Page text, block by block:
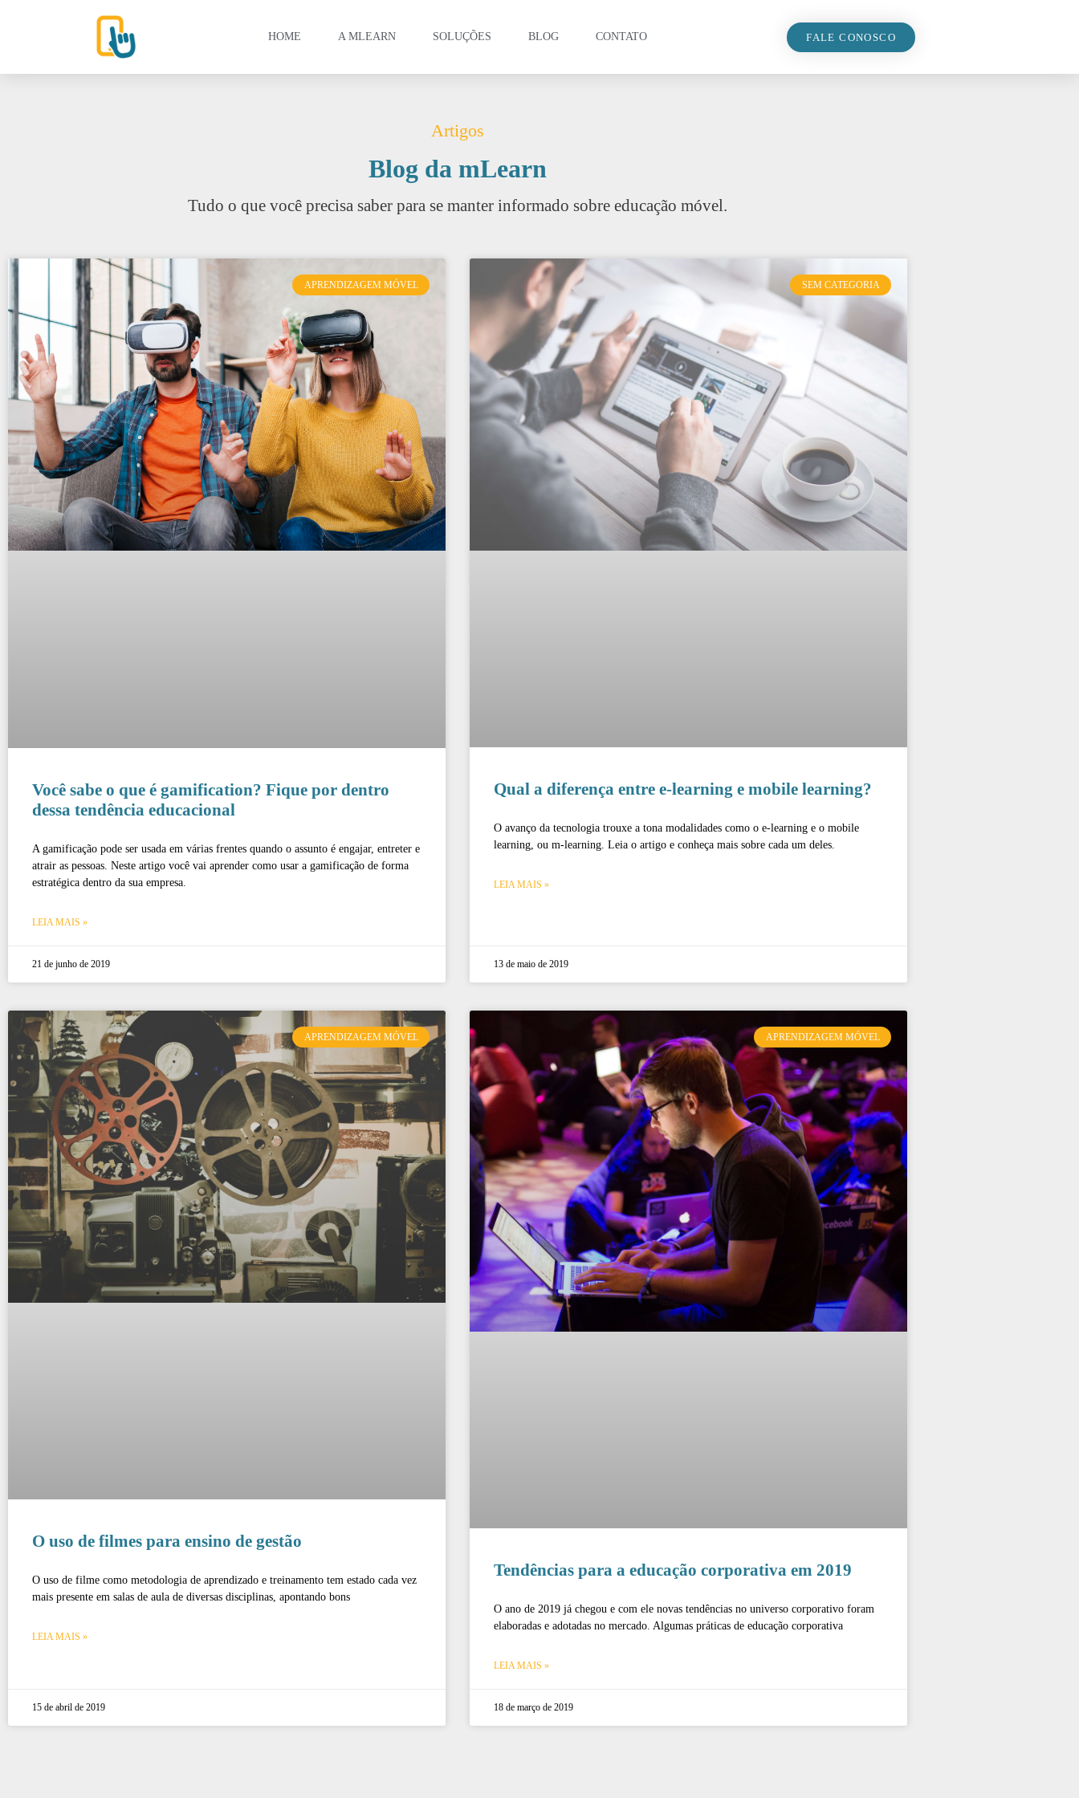
HOME A MLEARN SOLUÇÕES BLOG CONTATO FALE CONOSCO
Artigos
Blog da mLearn
Tudo o que você precisa saber para se manter informado sobre educação móvel.
APRENDIZAGEM MÓVEL
Você sabe o que é gamification? Fique por dentro
dessa tendência educacional
A gamificação pode ser usada em várias frentes quando o assunto é engajar, entreter e
atrair as pessoas. Neste artigo você vai aprender como usar a gamificação de forma
estratégica dentro da sua empresa.
LEIA MAIS »
21 de junho de 2019
SEM CATEGORIA
Qual a diferença entre e-learning e mobile learning?
O avanço da tecnologia trouxe a tona modalidades como o e-learning e o mobile
learning, ou m-learning. Leia o artigo e conheça mais sobre cada um deles.
LEIA MAIS »
13 de maio de 2019
APRENDIZAGEM MÓVEL
O uso de filmes para ensino de gestão
O uso de filme como metodologia de aprendizado e treinamento tem estado cada vez
mais presente em salas de aula de diversas disciplinas, apontando bons
LEIA MAIS »
15 de abril de 2019
APRENDIZAGEM MÓVEL
Tendências para a educação corporativa em 2019
O ano de 2019 já chegou e com ele novas tendências no universo corporativo foram
elaboradas e adotadas no mercado. Algumas práticas de educação corporativa
LEIA MAIS »
18 de março de 2019